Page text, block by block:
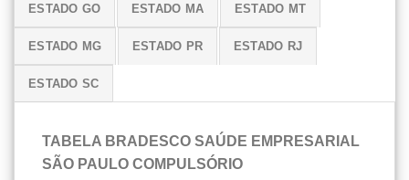
ESTADO GO ESTADO MA ESTADO MT
ESTADO MG ESTADO PR ESTADO RJ
ESTADO SC
TABELA BRADESCO SAÚDE EMPRESARIAL
SÃO PAULO COMPULSÓRIO